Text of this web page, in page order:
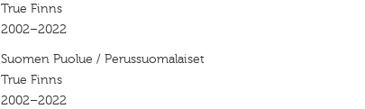
True Finns
2002–2022
Suomen Puolue / Perussuomalaiset
True Finns
2002–2022